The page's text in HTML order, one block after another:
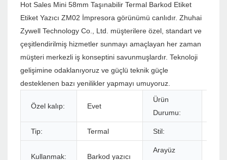
Hot Sales Mini 58mm Taşınabilir Termal Barkod Etiket
Etiket Yazıcı ZM02 İmpresora görünümü canlıdır. Zhuhai
Zywell Technology Co., Ltd. müşterilere özel, standart ve
çeşitlendirilmiş hizmetler sunmayı amaçlayan her zaman
müşteri merkezli iş konseptini savunmuşlardır. Teknoloji
gelişimine odaklanıyoruz ve güçlü teknik güçle
desteklenen bazı yenilikler yapmayı umuyoruz.
Özel kalıp: Evet
Ürün
Durumu:
Tip: Termal Stil:
Kullanmak: Barkod yazıcı
Arayüz